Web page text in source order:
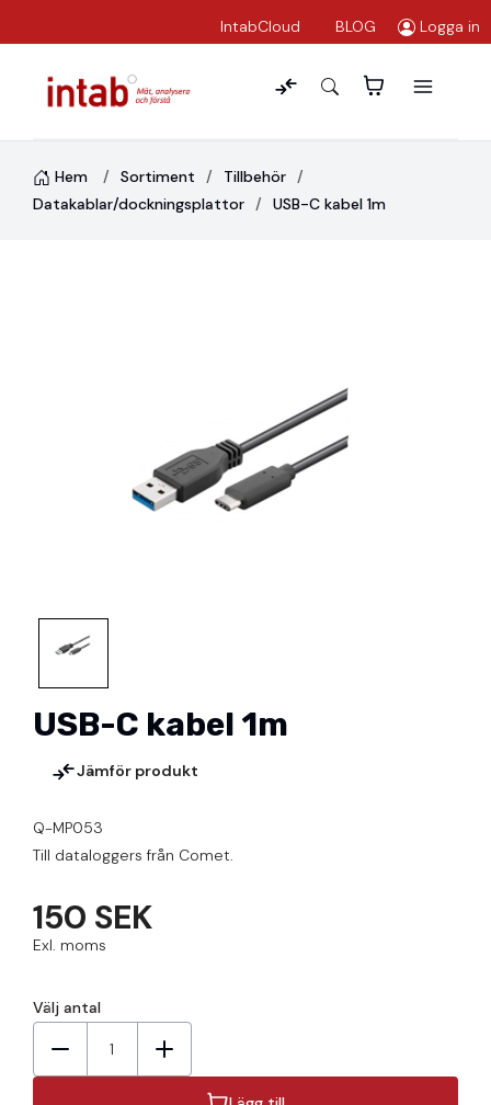
IntabCloud BLOG Logga in
Hem Sortiment
Tillbehör
Datakablar/dockningsplattor
USB-C kabel 1m
USB-C kabel 1m
Jämför produkt
Q-MP053
Till dataloggers från Comet.
150 SEK
Exl. moms
Välj antal
1